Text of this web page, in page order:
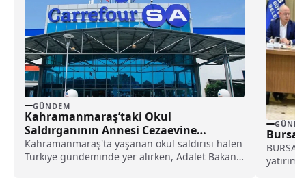
GÜNDEM
Kahramanmaraş’taki Okul
Saldırganının Annesi Cezaevine
Gönderildi!
Kahramanmaraş'ta yaşanan okul saldırısı halen
Türkiye gündeminde yer alırken, Adalet Bakanı
BURSA